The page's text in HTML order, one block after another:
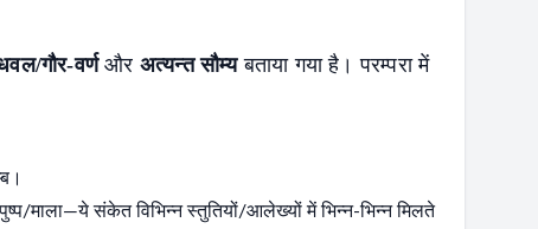
गौर-वर्णऔर अत्यन्त सौम्यबताया गया है। परम्परा में
माला—ये संकेत विभिन्न स्तुतियों/आलेख्यों में भिन्न-भिन्न मिलते